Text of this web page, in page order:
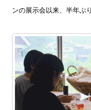
ンの展示会以来、半年ぶ